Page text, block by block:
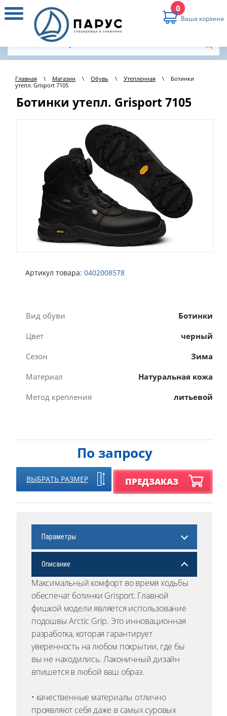
0
Ваша корзина
Главная \ Магазин \ Обувь \ Утепленная \
Ботинки
утепл. Grisport 7105
Ботинки утепл. Grisport 7105
Артикул товара: 0402008578
Вид обуви
Ботинки
Цвет
черный
Сезон
Зима
Материал
Натуральная кожа
Метод крепления
литьевой
По запросу
ВЫБРАТЬ РАЗМЕР ПРЕДЗАКАЗ
Параметры
Описание
Максимальный комфорт во время ходьбы
обеспечат ботинки Grisport. Главной
фишкой модели является использование
подошвы Arctic Grip. Это инновационная
разработка, которая гарантирует
уверенность на любом покрытии, где бы
вы не находились. Лаконичный дизайн
впишется в любой ваш образ.
• качественные материалы отлично
проявляют себя даже в самых суровых